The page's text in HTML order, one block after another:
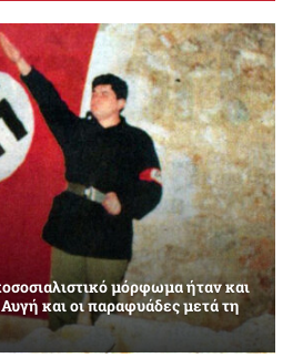
μόρφωμα ήταν και
και οι παραφυάδες μετά τη